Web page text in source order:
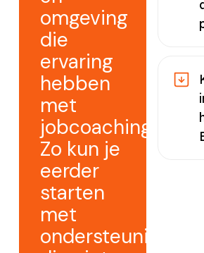
omgeving
die
ervaring
hebben
met
jobcoaching.
Zo kun je
eerder
starten
met
ondersteuning